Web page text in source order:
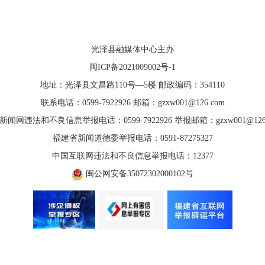
光泽县融媒体中心主办
闽ICP备2021009002号-1
地址：光泽县文昌路110号—5楼 邮政编码：354110
联系电话：0599-7922926 邮箱：gzxw001@126.com
闻网违法和不良信息举报电话：0599-7922926 举报邮箱：
福建省新闻道德委举报电话：0591-87275327
中国互联网违法和不良信息举报电话：12377
闽公网安备35072302000102号